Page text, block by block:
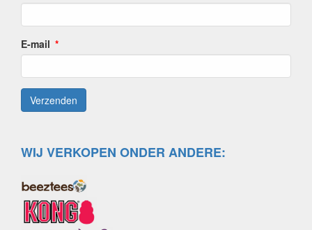
E-mail
WIJ VERKOPEN ONDER ANDERE: